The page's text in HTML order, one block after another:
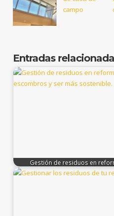
Entradas
Gestión de residuos en